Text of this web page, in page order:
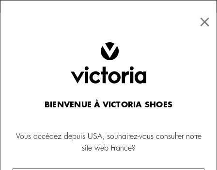
×
BIENVENUE À VICTORIA SHOES
Vous accédez depuis USA, souhaitez-vous consulter notre
site web France?